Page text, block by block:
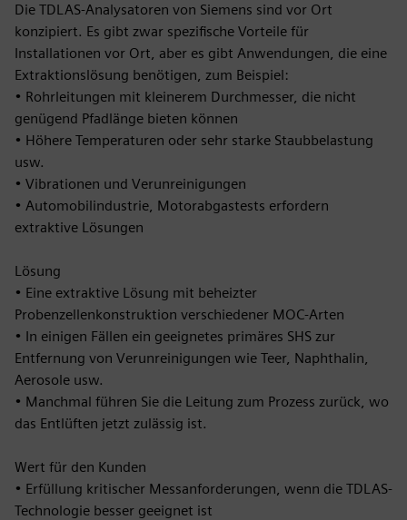
Die TDLAS-Analysatoren von Siemens sind vor Ort
konzipiert. Es gibt zwar spezifische Vorteile für
Installationen vor Ort, aber es gibt Anwendungen, die eine
Extraktionslösung benötigen, zum Beispiel:
• Rohrleitungen mit kleinerem Durchmesser, die nicht
genügend Pfadlänge bieten können
• Höhere Temperaturen oder sehr starke Staubbelastung
usw.
• Vibrationen und Verunreinigungen
• Automobilindustrie, Motorabgastests erfordern
extraktive Lösungen
Lösung
• Eine extraktive Lösung mit beheizter
Probenzellenkonstruktion verschiedener MOC-Arten
• In einigen Fällen ein geeignetes primäres SHS zur
Entfernung von Verunreinigungen wie Teer, Naphthalin,
Aerosole usw.
• Manchmal führen Sie die Leitung zum Prozess zurück, wo
das Entlüften jetzt zulässig ist.
Wert für den Kunden
• Erfüllung kritischer Messanforderungen, wenn die TDLAS-
Technologie besser geeignet ist